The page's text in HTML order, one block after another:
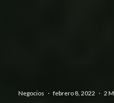
Negocios · febrero 8, 2022 · 2